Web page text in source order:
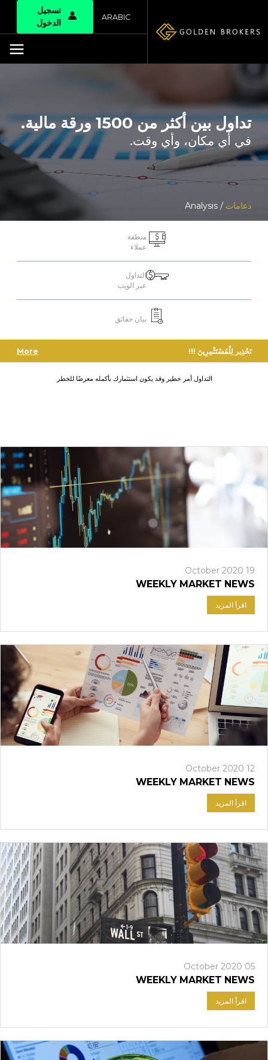
ARABIC
تسجيل
الدخول
تداول بين أكثر من 1500 ورقة مالية.
في أي مكان، وأي وقت.
دعامات / Analysis
منطقة
عملاء
التداول
عبر الويب
بيان حقائق
تَحْذِير لِلْمُسْتَثْمِرِينَ !!! More
التداول أمر خطير وقد يكون استثمارك بأكمله معرضًا للخطر.
19 October 2020
WEEKLY MARKET NEWS
اقرأ المزيد
12 October 2020
WEEKLY MARKET NEWS
اقرأ المزيد
05 October 2020
WEEKLY MARKET NEWS
اقرأ المزيد